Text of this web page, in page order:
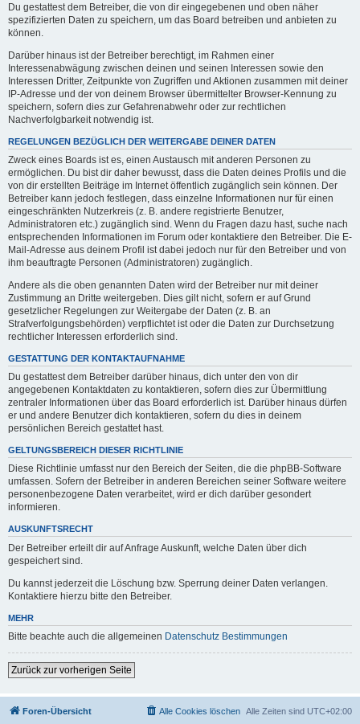
Du gestattest dem Betreiber, die von dir eingegebenen und oben näher
spezifizierten Daten zu speichern, um das Board betreiben und anbieten zu
können.
Darüber hinaus ist der Betreiber berechtigt, im Rahmen einer
Interessenabwägung zwischen deinen und seinen Interessen sowie den
Interessen Dritter, Zeitpunkte von Zugriffen und Aktionen zusammen mit deiner
IP-Adresse und der von deinem Browser übermittelter Browser-Kennung zu
speichern, sofern dies zur Gefahrenabwehr oder zur rechtlichen
Nachverfolgbarkeit notwendig ist.
REGELUNGEN BEZÜGLICH DER WEITERGABE DEINER DATEN
Zweck eines Boards ist es, einen Austausch mit anderen Personen zu
ermöglichen. Du bist dir daher bewusst, dass die Daten deines Profils und die
von dir erstellten Beiträge im Internet öffentlich zugänglich sein können. Der
Betreiber kann jedoch festlegen, dass einzelne Informationen nur für einen
eingeschränkten Nutzerkreis (z. B. andere registrierte Benutzer,
Administratoren etc.) zugänglich sind. Wenn du Fragen dazu hast, suche nach
entsprechenden Informationen im Forum oder kontaktiere den Betreiber. Die E-
Mail-Adresse aus deinem Profil ist dabei jedoch nur für den Betreiber und von
ihm beauftragte Personen (Administratoren) zugänglich.
Andere als die oben genannten Daten wird der Betreiber nur mit deiner
Zustimmung an Dritte weitergeben. Dies gilt nicht, sofern er auf Grund
gesetzlicher Regelungen zur Weitergabe der Daten (z. B. an
Strafverfolgungsbehörden) verpflichtet ist oder die Daten zur Durchsetzung
rechtlicher Interessen erforderlich sind.
GESTATTUNG DER KONTAKTAUFNAHME
Du gestattest dem Betreiber darüber hinaus, dich unter den von dir
angegebenen Kontaktdaten zu kontaktieren, sofern dies zur Übermittlung
zentraler Informationen über das Board erforderlich ist. Darüber hinaus dürfen
er und andere Benutzer dich kontaktieren, sofern du dies in deinem
persönlichen Bereich gestattet hast.
GELTUNGSBEREICH DIESER RICHTLINIE
Diese Richtlinie umfasst nur den Bereich der Seiten, die die phpBB-Software
umfassen. Sofern der Betreiber in anderen Bereichen seiner Software weitere
personenbezogene Daten verarbeitet, wird er dich darüber gesondert
informieren.
AUSKUNFTSRECHT
Der Betreiber erteilt dir auf Anfrage Auskunft, welche Daten über dich
gespeichert sind.
Du kannst jederzeit die Löschung bzw. Sperrung deiner Daten verlangen.
Kontaktiere hierzu bitte den Betreiber.
MEHR
Bitte beachte auch die allgemeinen Datenschutz Bestimmungen
Zurück zur vorherigen Seite
Foren-Übersicht Alle Zeiten sind UTC+02:00
Alle Cookies löschen